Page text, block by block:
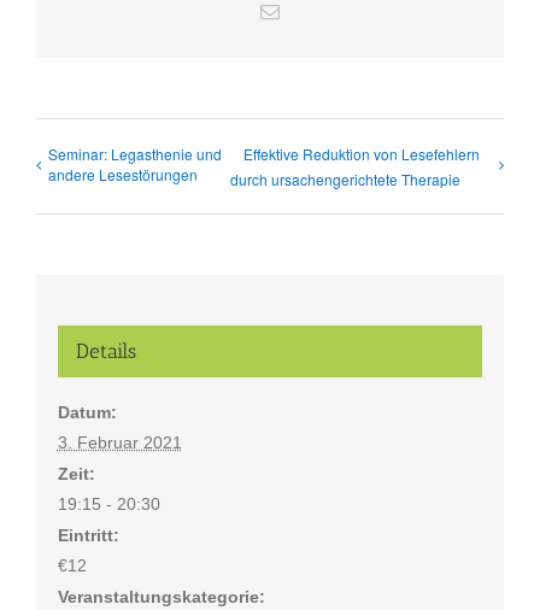
E-
Seminar: Legasthenie und
andere Lesestörungen
Effektive Reduktion von Lesefehlern
durch ursachengerichtete Therapie
Details
Datum:
3. Februar 2021
Zeit:
19:15 - 20:30
Eintritt:
€12
Veranstaltungskategorie: